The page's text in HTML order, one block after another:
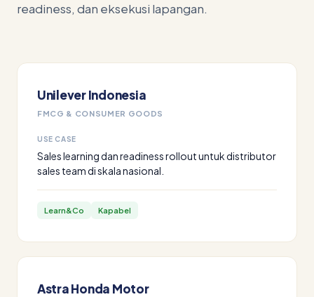
readiness, dan eksekusi lapangan.
Unilever Indonesia
FMCG & CONSUMER GOODS
USE CASE
Sales learning dan readiness rollout untuk distributor
sales team di skala nasional.
Learn&Co Kapabel
Astra Honda Motor